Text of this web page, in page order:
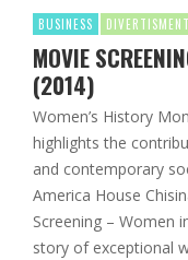
BUSINESS DIVERTISMENT
MOVIE
(2014)
Women’s History
highlights the
and contemporary
America House
Screening – Women
story of exceptional